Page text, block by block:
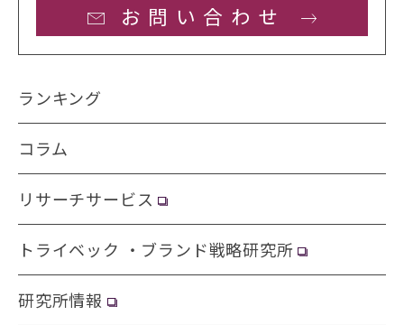
お問い合わせ
ランキング
コラム
リサーチサービス
トライベック ・ブランド戦略研究所
研究所情報